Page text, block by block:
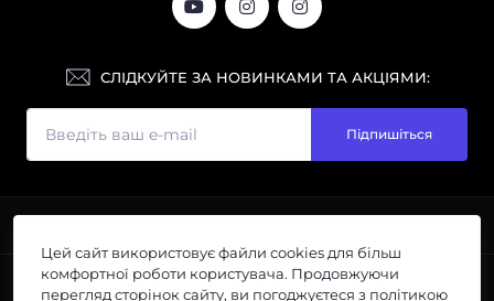
СЛІДКУЙТЕ ЗА НОВИНКАМИ ТА АКЦІЯМИ:
Підпишіться
Галерея
Розміри
ПОПУЛЯРНЕ
Цей сайт використовує файли cookies для більш
комфортної роботи користувача. Продовжуючи
перегляд сторінок сайту, ви погоджуєтеся з політикою